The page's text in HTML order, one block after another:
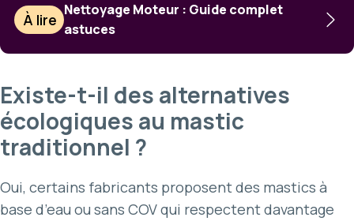
À lire
Nettoyage Moteur : Guide complet
astuces
Existe-t-il des alternatives
écologiques au mastic
traditionnel ?
Oui, certains fabricants proposent des mastics à
base d’eau ou sans COV qui respectent davantage